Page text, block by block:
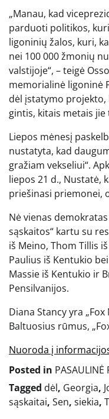
„Manau, kad
parduoti politikos,
ligoninių žalos, kuri,
nei 100 000 žmonių
valstijoje“, – teigė
memorialinė ligoninė
dėl įstatymo projekto,
gintis, kitais metais jie
Liepos mėnesį
nustatyta, kad
gražiam vekseliui“.
liepos 21 d., Nustatė,
priešinasi priemonei,
Nė vienas
sąskaitos“ kartu su
iš Meino, Thom Tillis
Paulius iš Kentukio
Massie iš Kentukio ir
Pensilvanijos.
Diana Stancy yra
Baltuosius rūmus,
Nuoroda į
Posted in PASAULINĖ
Tagged dėl, Georgia,
sąskaitai, Sen, siekia,